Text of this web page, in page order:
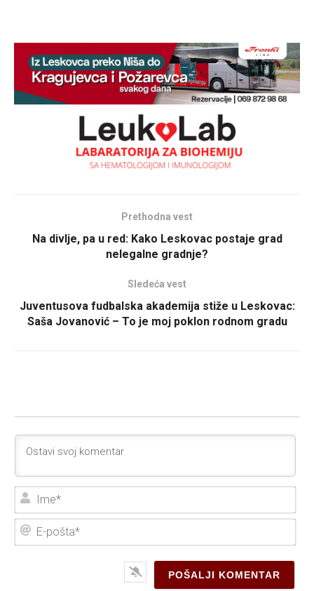
Prethodna vest
Na divlje, pa u red: Kako Leskovac postaje grad
nelegalne gradnje?
Sledeća vest
Juventusova fudbalska akademija stiže u Leskovac:
Saša Jovanović – To je moj poklon rodnom gradu
E-